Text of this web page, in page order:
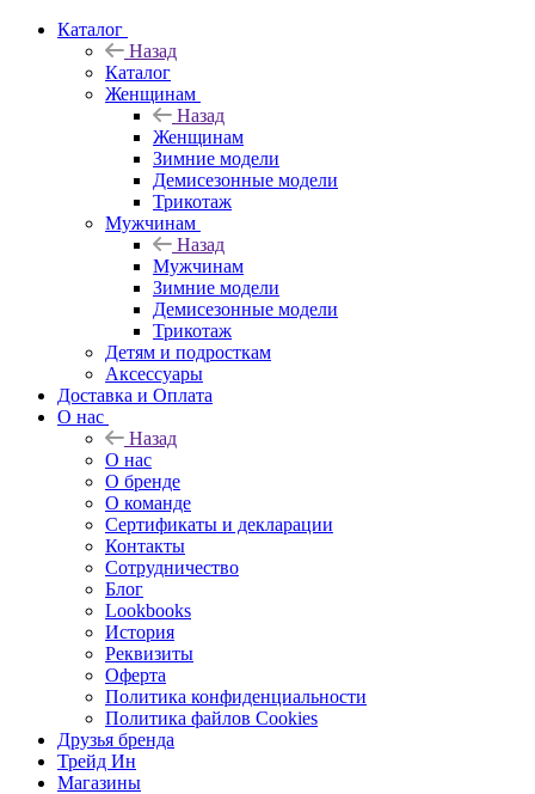
Каталог
Назад
Каталог
Женщинам
Назад
Женщинам
Зимние модели
Демисезонные модели
Трикотаж
Мужчинам
Назад
Мужчинам
Зимние модели
Демисезонные модели
Трикотаж
Детям и подросткам
Аксессуары
Доставка и Оплата
О нас
Назад
О нас
О бренде
О команде
Сертификаты и декларации
Контакты
Сотрудничество
Блог
Lookbooks
История
Реквизиты
Оферта
Политика конфиденциальности
Политика файлов Cookies
Друзья бренда
Трейд Ин
Магазины